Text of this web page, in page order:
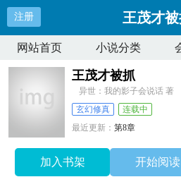
注册 王茂才
网站首页 小说分类
王茂才被抓
异世：我的影子会说话 著
玄幻修真
连载中
最近更新：第8章
加入书架 开始阅读